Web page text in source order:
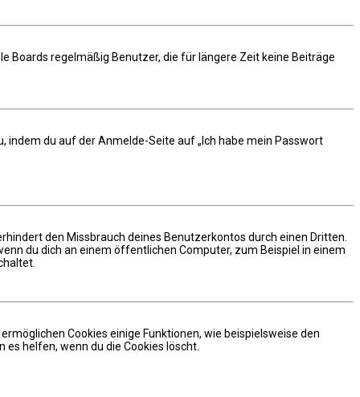
Boards regelmäßig Benutzer, die für längere Zeit keine Beiträge
indem du auf der Anmelde-Seite auf „Ich habe mein Passwort
den Missbrauch deines Benutzerkontos durch einen Dritten.
du dich an einem öffentlichen Computer, zum Beispiel in einem
Cookies einige Funktionen, wie beispielsweise den
helfen, wenn du die Cookies löscht.